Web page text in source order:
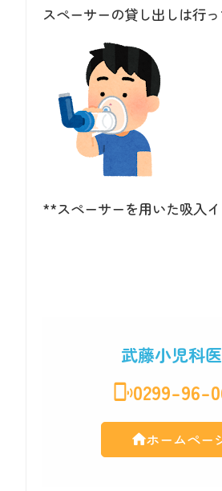
スペーサーの貸し出しは行っ
**スペーサーを用いた吸入
武藤小児科
0299-96-
ホームペー